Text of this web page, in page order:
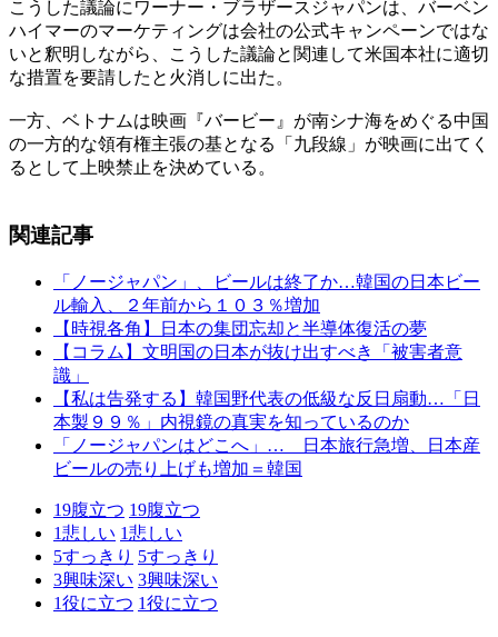
こうした議論にワーナー・ブラザースジャパンは、バーベン
ハイマーのマーケティングは会社の公式キャンペーンではな
いと釈明しながら、こうした議論と関連して米国本社に適切
な措置を要請したと火消しに出た。
一方、ベトナムは映画『バービー』が南シナ海をめぐる中国
の一方的な領有権主張の基となる「九段線」が映画に出てく
るとして上映禁止を決めている。
関連記事
「ノージャパン」、ビールは終了か…韓国の日本ビー
ル輸入、２年前から１０３％増加
【時視各角】日本の集団忘却と半導体復活の夢
【コラム】文明国の日本が抜け出すべき「被害者意
識」
【私は告発する】韓国野代表の低級な反日扇動…「日
本製９９％」内視鏡の真実を知っているのか
「ノージャパンはどこへ」… 日本旅行急増、日本産
ビールの売り上げも増加＝韓国
19腹立つ 19腹立つ
1悲しい 1悲しい
5すっきり 5すっきり
3興味深い 3興味深い
1役に立つ 1役に立つ